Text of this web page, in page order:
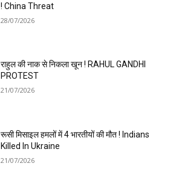
! China Threat
28/07/2026
राहुल की नाक से निकला खून ! RAHUL GANDHI
PROTEST
21/07/2026
रूसी मिसाइल हमलों में 4 भारतीयों की मौत ! Indians
Killed In Ukraine
21/07/2026